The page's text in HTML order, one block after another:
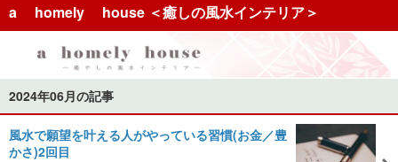
a homely house ＜癒しの風水インテリア＞
2024年06月の記事
風水で願望を叶える人がやっている習慣(お金／豊
かさ)2回目